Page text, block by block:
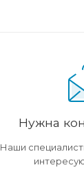
Нужна
Наши